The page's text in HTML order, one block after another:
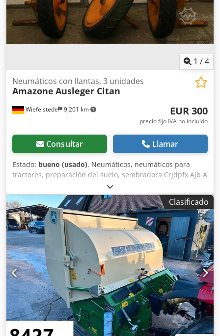
1 /4
Wiefelstede 9,201 km
Neumáticos con llantas, 3 unidades
Amazone Ausleger Citan
EUR 300
precio fijo IVA no incluído
Consultar Llamar
Estado: bueno (usado), Neumáticos, neumáticos para
tractores, preparación del suelo, sembradora Crjdpfx Ajb A
E Ufebpjf -Cantidad: 3 neumáticos de una sembradora
Amazone -Tamaño del neumático -Buje: Ø 40 mm -
Dimensión: Ø 750 -Precio total: por los 3 neumáticos -Peso:
51 kg/unidad
Clasificado